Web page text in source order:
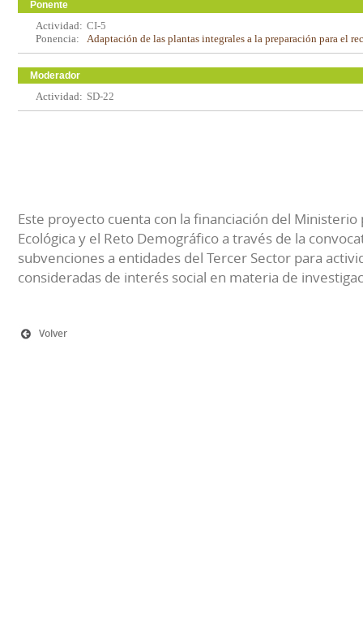
Ponente
Actividad: CI-5
Ponencia:
Adaptación de las plantas integrales a la preparación para el
Moderador
Actividad: SD-22
Este proyecto cuenta con la financiación del Ministerio
Ecológica y el Reto Demográfico a través de la
subvenciones a entidades del Tercer Sector para
consideradas de interés social en materia de
Volver